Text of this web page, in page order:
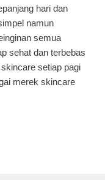
hari dan
namun
semua
sehat dan terbebas
setiap pagi
merek skincare